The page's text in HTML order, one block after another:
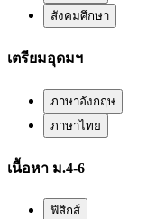
สังคมศึกษา
เตรียมอุดมฯ
ภาษาอังกฤษ
ภาษาไทย
เนื้อหา ม.4-6
ฟิสิกส์